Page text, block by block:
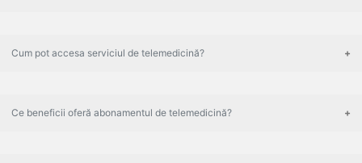
Cum pot accesa serviciul de telemedicină?
Ce beneficii oferă abonamentul de telemedicină?